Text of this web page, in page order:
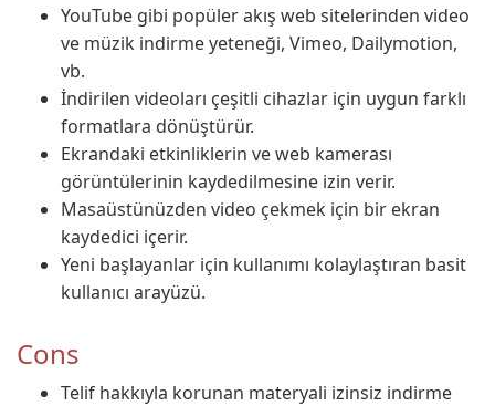
YouTube gibi popüler akış web sitelerinden video
ve müzik indirme yeteneği, Vimeo, Dailymotion,
vb.
İndirilen videoları çeşitli cihazlar için uygun farklı
formatlara dönüştürür.
Ekrandaki etkinliklerin ve web kamerası
görüntülerinin kaydedilmesine izin verir.
Masaüstünüzden video çekmek için bir ekran
kaydedici içerir.
Yeni başlayanlar için kullanımı kolaylaştıran basit
kullanıcı arayüzü.
Cons
Telif hakkıyla korunan materyali izinsiz indirme